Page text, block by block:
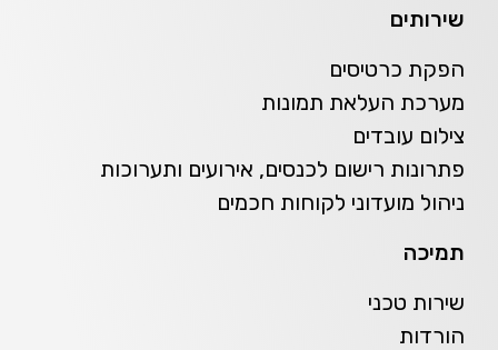
שירותים
הפקת כרטיסים
מערכת העלאת תמונות
צילום עובדים
פתרונות רישום לכנסים, אירועים ותערוכות
ניהול מועדוני לקוחות חכמים
תמיכה
שירות טכני
הורדות